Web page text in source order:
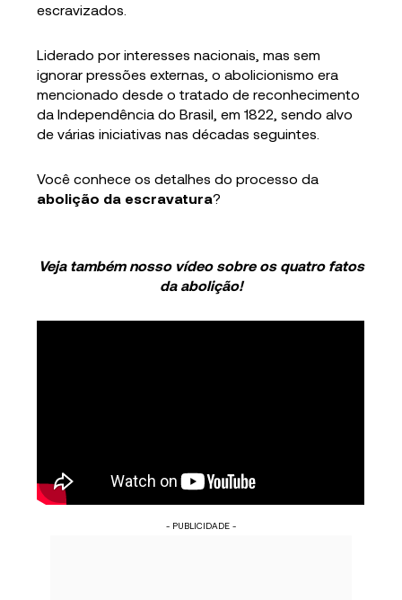
escravizados.
Liderado por interesses nacionais, mas sem
ignorar pressões externas, o abolicionismo era
mencionado desde o tratado de reconhecimento
da Independência do Brasil, em 1822, sendo alvo
de várias iniciativas nas décadas seguintes.
Você conhece os detalhes do processo da
abolição da escravatura?
Veja também nosso vídeo sobre os quatro fatos
da abolição!
- PUBLICIDADE -